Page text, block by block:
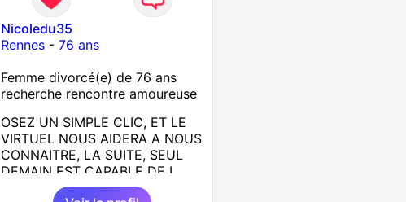
Nicoledu35
Rennes -76 ans
Femme divorcé(e) de 76 ans
recherche rencontre amoureuse
OSEZ UN SIMPLE CLIC, ET LE
VIRTUEL NOUS AIDERA A NOUS
CONNAITRE, LA SUITE, SEUL
DEMAIN EST CAPABLE DE L
ECRIRE; J AIMERAIS